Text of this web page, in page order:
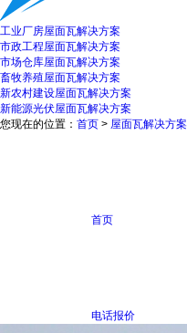
工业厂房屋面瓦解决方案
市政工程屋面瓦解决方案
市场仓库屋面瓦解决方案
畜牧养殖屋面瓦解决方案
新农村建设屋面瓦解决方案
新能源光伏屋面瓦解决方案
您现在的位置： 首页 > 屋面瓦解决方案
首页
电话报价